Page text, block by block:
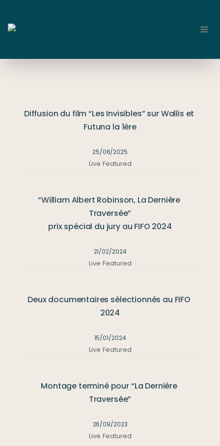
Diffusion du film “Les Invisibles” sur Wallis et
Futuna la 1ère
25/06/2025
Live Featured
“William Albert Robinson, La Dernière
Traversée”
prix spécial du jury au FIFO 2024
21/02/2024
Live Featured
Deux documentaires sélectionnés au FIFO
2024
15/01/2024
Live Featured
Montage terminé pour “La Dernière
Traversée”
26/09/2023
Live Featured